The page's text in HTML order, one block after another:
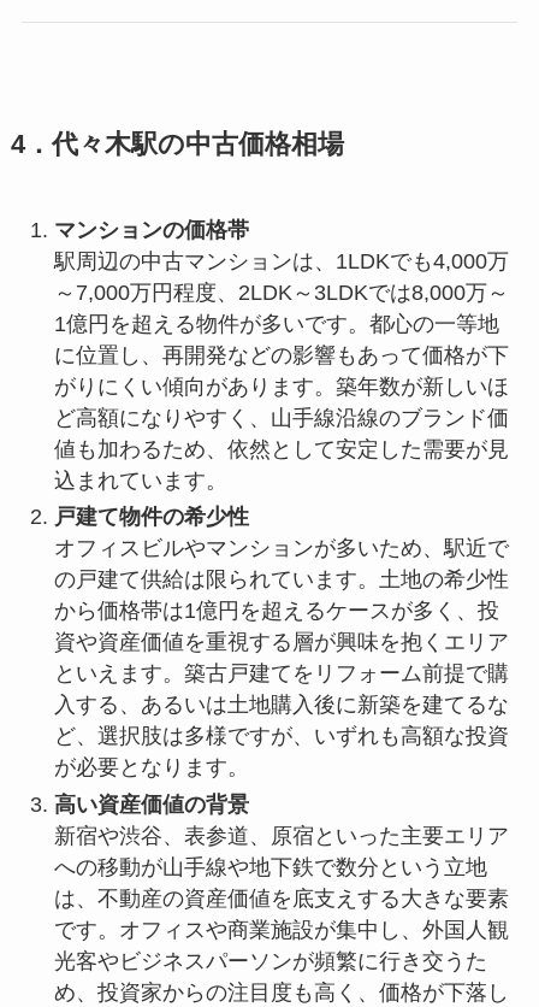
4．代々木駅の中古価格相場
マンションの価格帯
駅周辺の中古マンションは、1LDKでも4,000万
～7,000万円程度、2LDK～3LDKでは8,000万～
1億円を超える物件が多いです。都心の一等地
に位置し、再開発などの影響もあって価格が下
がりにくい傾向があります。築年数が新しいほ
ど高額になりやすく、山手線沿線のブランド価
値も加わるため、依然として安定した需要が見
込まれています。
戸建て物件の希少性
オフィスビルやマンションが多いため、駅近で
の戸建て供給は限られています。土地の希少性
から価格帯は1億円を超えるケースが多く、投
資や資産価値を重視する層が興味を抱くエリア
といえます。築古戸建てをリフォーム前提で購
入する、あるいは土地購入後に新築を建てるな
ど、選択肢は多様ですが、いずれも高額な投資
が必要となります。
高い資産価値の背景
新宿や渋谷、表参道、原宿といった主要エリア
への移動が山手線や地下鉄で数分という立地
は、不動産の資産価値を底支えする大きな要素
です。オフィスや商業施設が集中し、外国人観
光客やビジネスパーソンが頻繁に行き交うた
め、投資家からの注目度も高く、価格が下落し